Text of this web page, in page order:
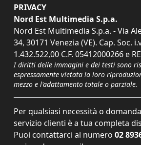
PRIVACY
Nord Est Multimedia S.p.a.
Nord Est Multimedia S.p.a. - Via
34, 30171 Venezia (VE). Cap. Soc.
1.432.522,00 C.F. 05412000266 e
I diritti delle immagini e dei testi sono
espressamente vietata la loro
mezzo e l'adattamento totale o parziale.
Per qualsiasi necessità o
servizio clienti è a tua completa
Puoi contattarci al numero 02